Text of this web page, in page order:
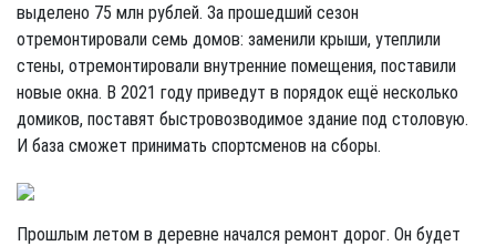
выделено 75 млн рублей. За прошедший сезон
отремонтировали семь домов: заменили крыши, утеплили
стены, отремонтировали внутренние помещения, поставили
новые окна. В 2021 году приведут в порядок ещё несколько
домиков, поставят быстровозводимое здание под столовую.
И база сможет принимать спортсменов на сборы.
Прошлым летом в деревне начался ремонт дорог. Он будет